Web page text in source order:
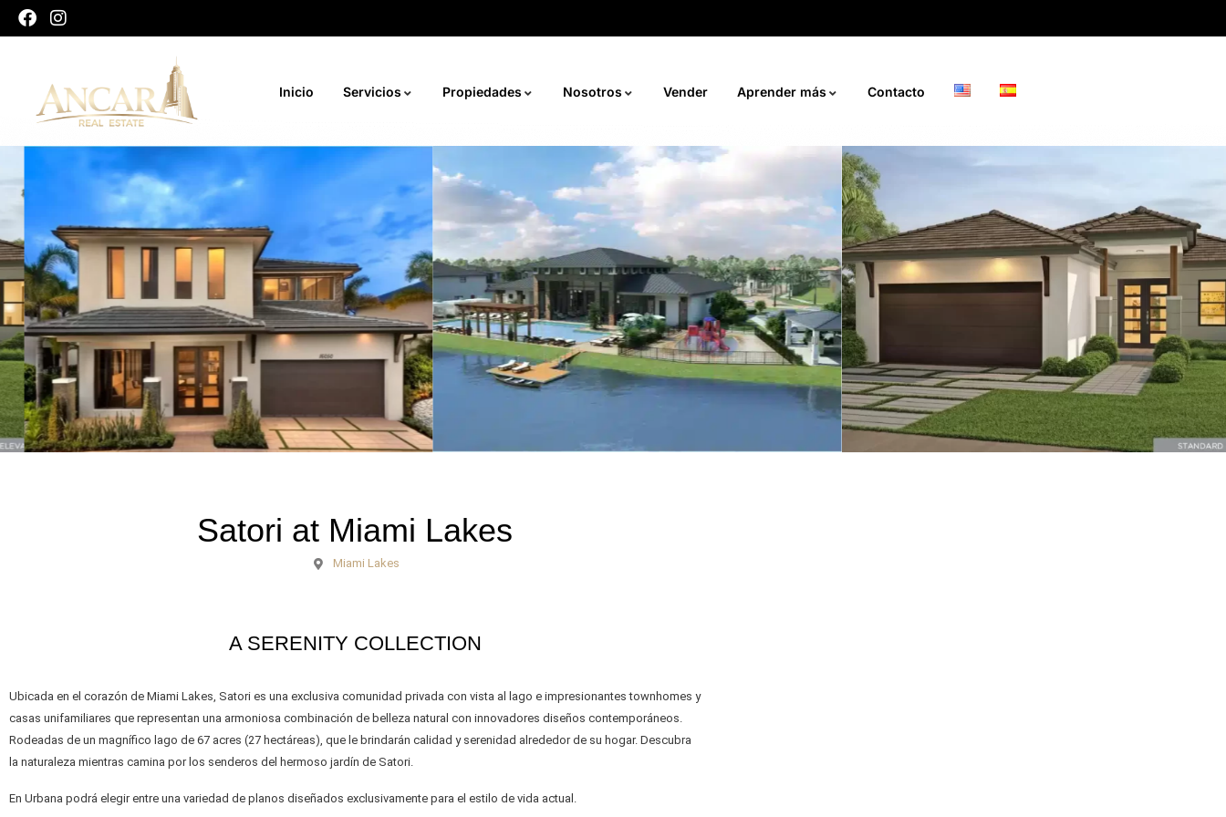
Inicio Servicios Propiedades Nosotros Vender Aprender más Contacto
Satori at Miami Lakes
Miami Lakes
A SERENITY COLLECTION
Ubicada en el corazón de Miami Lakes, Satori es una exclusiva comunidad privada con vista al lago e impresionantes townhomes y
casas unifamiliares que representan una armoniosa combinación de belleza natural con innovadores diseños contemporáneos.
Rodeadas de un magnífico lago de 67 acres (27 hectáreas), que le brindarán calidad y serenidad alrededor de su hogar. Descubra
la naturaleza mientras camina por los senderos del hermoso jardín de Satori.
En Urbana podrá elegir entre una variedad de planos diseñados exclusivamente para el estilo de vida actual.